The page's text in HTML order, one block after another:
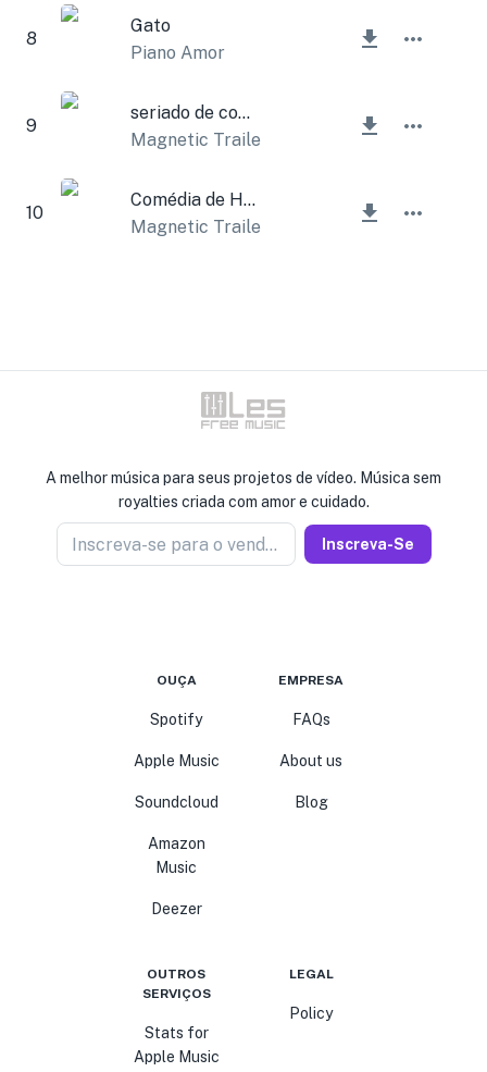
8
Gato
Piano Amor
9
seriado de comédia
Magnetic Trailer
10
Comédia de Hollywood
Magnetic Trailer
A melhor música para seus projetos de vídeo. Música sem
royalties criada com amor e cuidado.
Inscreva-se para o vendedor de notícias Inscreva-Se
OUÇA
Spotify
Apple Music
Soundcloud
Amazon
Music
Deezer
EMPRESA
FAQs
About us
Blog
OUTROS
SERVIÇOS
Stats for
Apple Music
LEGAL
Policy